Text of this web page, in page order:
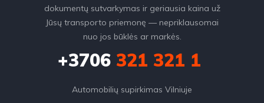
dokumentų sutvarkymas ir geriausia kaina už
Jūsų transporto priemonę — nepriklausomai
nuo jos būklės ar markės.
+3706321 321 1
Automobilių supirkimas Vilniuje